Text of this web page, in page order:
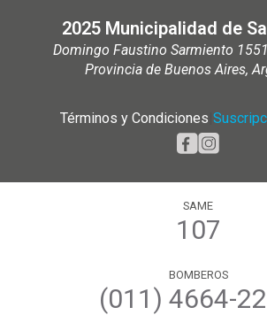
2025 Municipalidad de
Domingo Faustino Sarmiento
Provincia de Buenos Aires,
Términos y Condiciones
SAME
107
BOMBEROS
(011) 4664-